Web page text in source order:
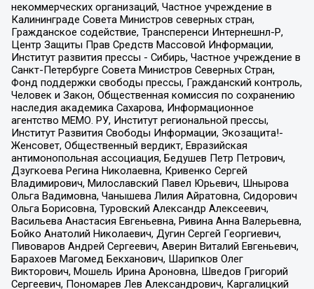
некоммерческих организаций, Частное учреждение в
Калининграде Совета Министров северных стран,
Гражданское содействие, Трансперенси Интернешнл-Р,
Центр Защиты Прав Средств Массовой Информации,
Институт развития прессы - Сибирь, Частное учреждение в
Санкт-Петербурге Совета Министров Северных Стран,
Фонд поддержки свободы прессы, Гражданский контроль,
Человек и Закон, Общественная комиссия по сохранению
наследия академика Сахарова, Информационное
агентство МЕМО. РУ, Институт региональной прессы,
Институт Развития Свободы Информации, Экозащита!-
Женсовет, Общественный вердикт, Евразийская
антимонопольная ассоциация, Бедушев Петр Петрович,
Дзугкоева Регина Николаевна, Кривенко Сергей
Владимирович, Милославский Павел Юрьевич, Шнырова
Ольга Вадимовна, Чанышева Лилия Айратовна, Сидорович
Ольга Борисовна, Туровский Александр Алексеевич,
Васильева Анастасия Евгеньевна, Ривина Анна Валерьевна,
Бойко Анатолий Николаевич, Дугин Сергей Георгиевич,
Пивоваров Андрей Сергеевич, Аверин Виталий Евгеньевич,
Барахоев Магомед Бекханович, Шарипков Олег
Викторович, Мошель Ирина Ароновна, Шведов Григорий
Сергеевич, Пономарев Лев Александрович, Каргалицкий